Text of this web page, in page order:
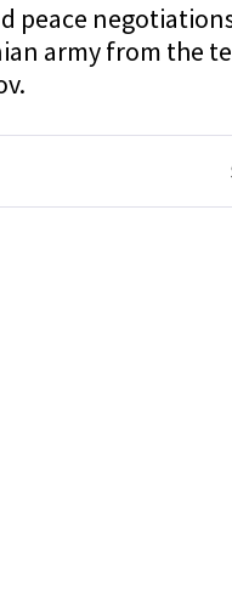
peace
army from the